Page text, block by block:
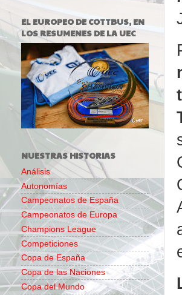
EL EUROPEO DE COTTBUS, EN
LOS RESUMENES DE LA UEC
NUESTRAS HISTORIAS
Análisis
Autonomías
Campeonatos de España
Campeonatos de Europa
Champions League
Competiciones
Copa de España
Copa de las Naciones
Copa del Mundo